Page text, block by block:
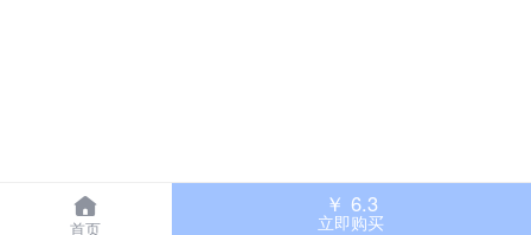
首页
￥ 6.3
立即购买